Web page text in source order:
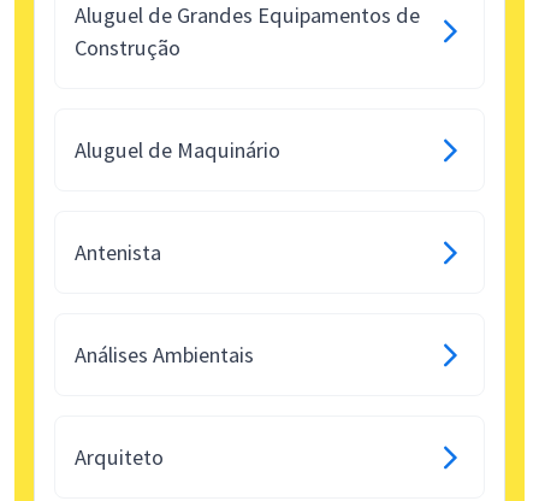
Aluguel de Grandes Equipamentos de
Construção
Aluguel de Maquinário
Antenista
Análises Ambientais
Arquiteto